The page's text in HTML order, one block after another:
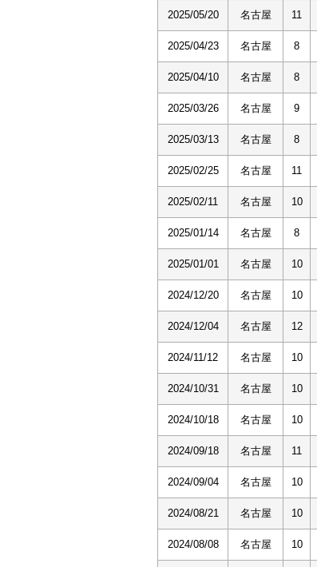
2025/05/20 名古屋 11
2025/04/23 名古屋 8
2025/04/10 名古屋 8
2025/03/26 名古屋 9
2025/03/13 名古屋 8
2025/02/25 名古屋 11
2025/02/11 名古屋 10
2025/01/14 名古屋 8
2025/01/01 名古屋 10
2024/12/20 名古屋 10
2024/12/04 名古屋 12
2024/11/12 名古屋 10
2024/10/31 名古屋 10
2024/10/18 名古屋 10
2024/09/18 名古屋 11
2024/09/04 名古屋 10
2024/08/21 名古屋 10
2024/08/08 名古屋 10